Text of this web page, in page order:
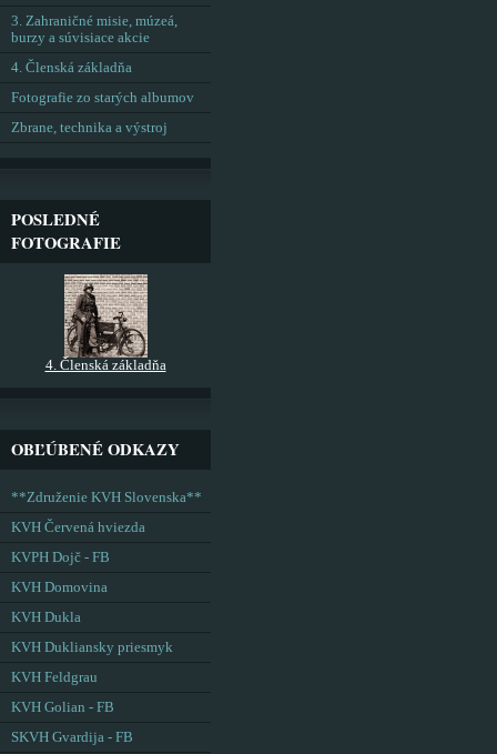
3. Zahraničné misie, múzeá,
burzy a súvisiace akcie
4. Členská základňa
Fotografie zo starých albumov
Zbrane, technika a výstroj
POSLEDNÉ
FOTOGRAFIE
4. Členská základňa
OBĽÚBENÉ ODKAZY
**Združenie KVH Slovenska**
KVH Červená hviezda
KVPH Dojč - FB
KVH Domovina
KVH Dukla
KVH Dukliansky priesmyk
KVH Feldgrau
KVH Golian - FB
SKVH Gvardija - FB